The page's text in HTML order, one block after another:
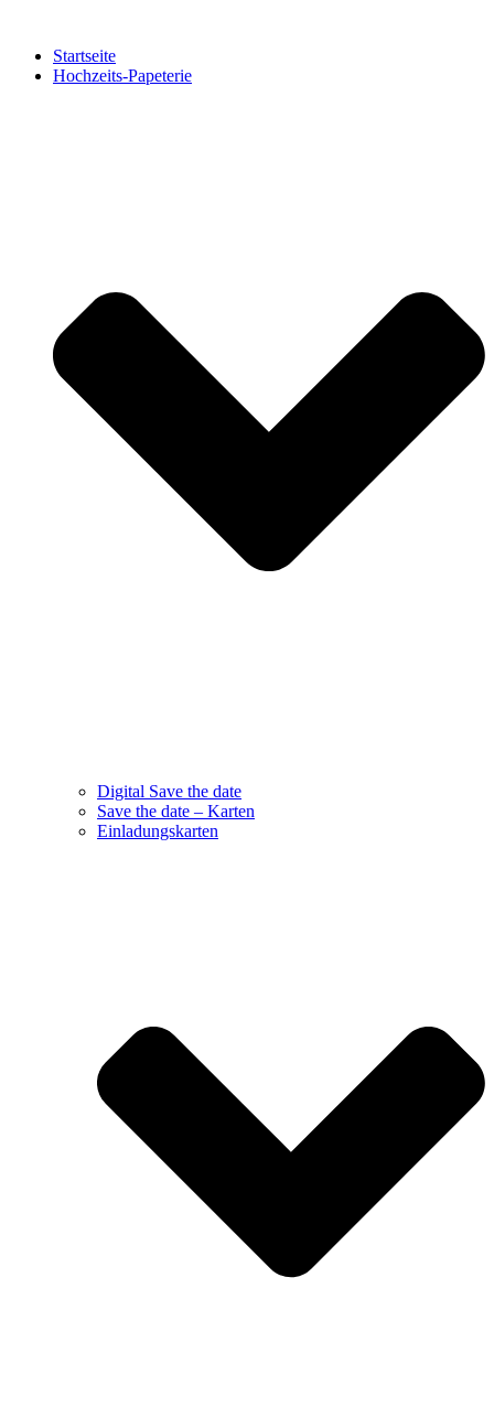
springenStartseite
Hochzeits-Papeterie
Digital Save the date
Save the date – Karten
Einladungskarten